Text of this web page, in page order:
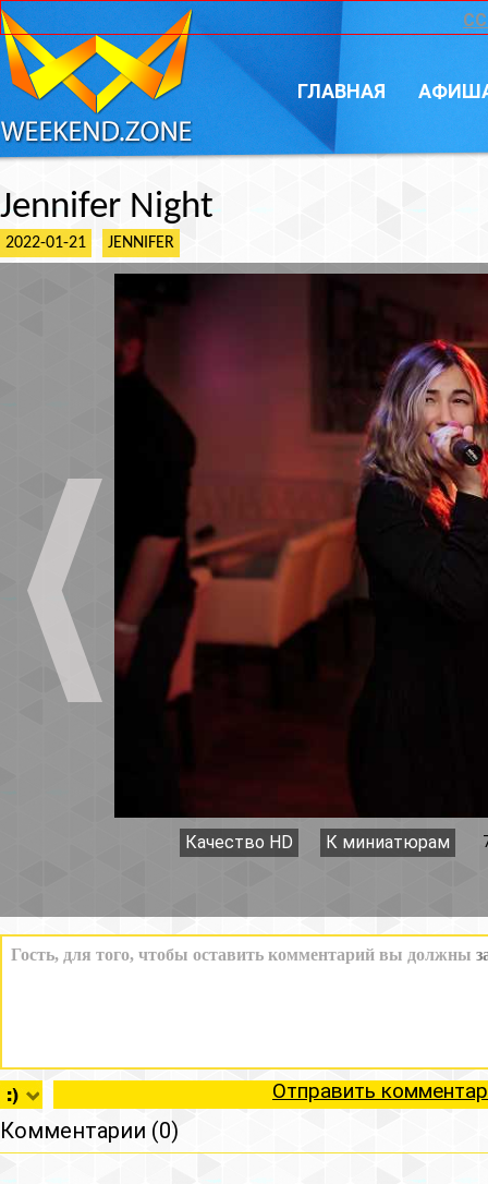
ГЛАВНАЯ
Jennifer Night
2022-01-21 JENNIFER
Качество HD К миниатюрам
Отправить
Комментарии (0)